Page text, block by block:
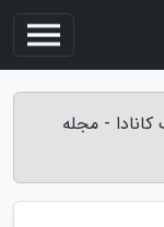
- مجله